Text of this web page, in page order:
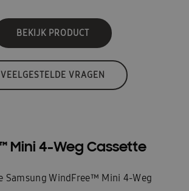
BEKIJK PRODUCT
VEELGESTELDE VRAGEN
Mini 4-Weg Cassette
Samsung WindFree™ Mini 4-Weg